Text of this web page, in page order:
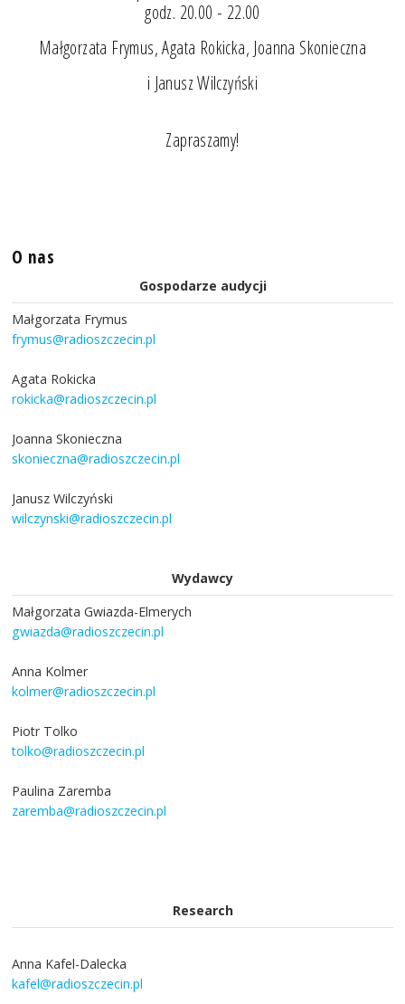
godz. 20.00 - 22.00
Małgorzata Frymus, Agata Rokicka, Joanna Skonieczna
i Janusz Wilczyński
Zapraszamy!
O nas
Gospodarze audycji
Małgorzata Frymus
frymus@radioszczecin.pl
Agata Rokicka
rokicka@radioszczecin.pl
Joanna Skonieczna
skonieczna@radioszczecin.pl
Janusz Wilczyński
wilczynski@radioszczecin.pl
Wydawcy
Małgorzata Gwiazda-Elmerych
gwiazda@radioszczecin.pl
Anna Kolmer
kolmer@radioszczecin.pl
Piotr Tolko
tolko@radioszczecin.pl
Paulina Zaremba
zaremba@radioszczecin.pl
Research
Anna Kafel-Dalecka
kafel@radioszczecin.pl